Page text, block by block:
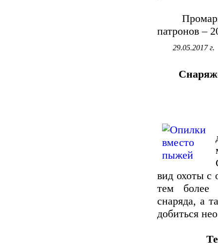
патронов –
29.05.2017 г.
вид охоты с
тем более
снаряда, а
добиться